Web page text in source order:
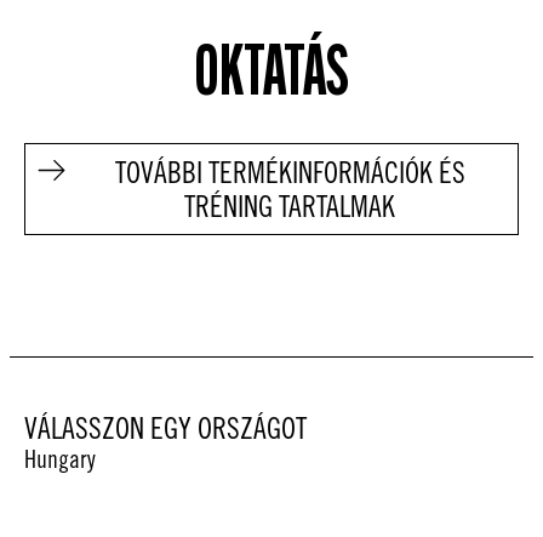
OKTATÁS
TOVÁBBI TERMÉKINFORMÁCIÓK ÉS
TRÉNING TARTALMAK
VÁLASSZON EGY ORSZÁGOT
Hungary